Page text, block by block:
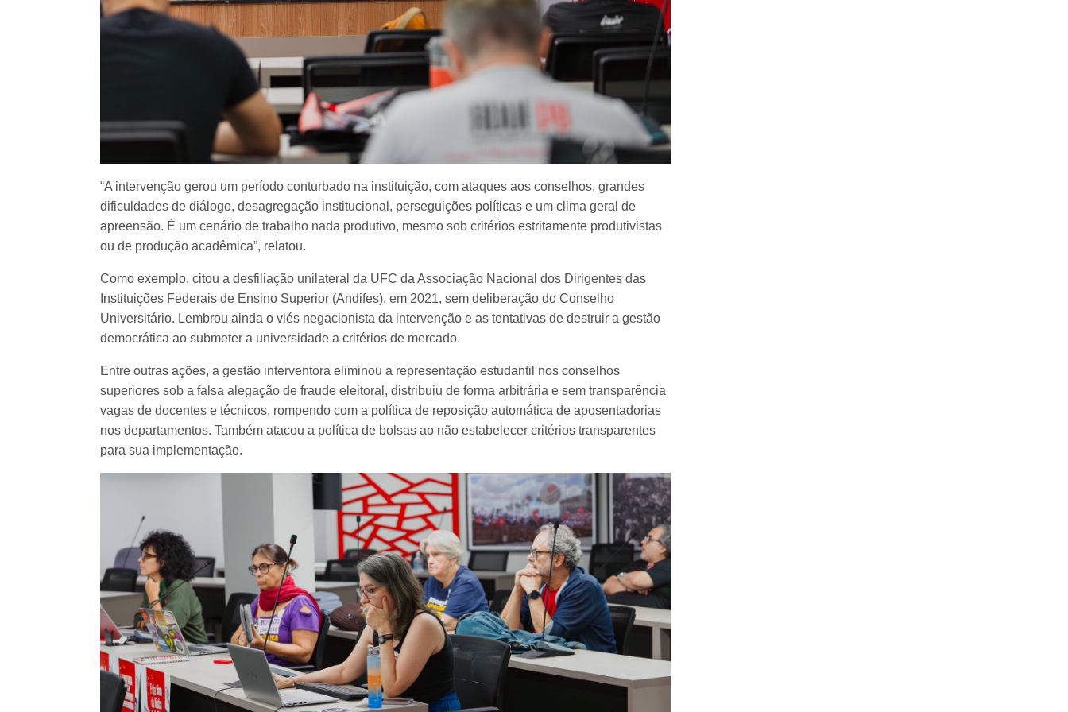
“A intervenção gerou um período conturbado na instituição, com ataques aos conselhos, grandes
dificuldades de diálogo, desagregação institucional, perseguições políticas e um clima geral de
apreensão. É um cenário de trabalho nada produtivo, mesmo sob critérios estritamente produtivistas
ou de produção acadêmica”, relatou.
Como exemplo, citou a desfiliação unilateral da UFC da Associação Nacional dos Dirigentes das
Instituições Federais de Ensino Superior (Andifes), em 2021, sem deliberação do Conselho
Universitário. Lembrou ainda o viés negacionista da intervenção e as tentativas de destruir a gestão
democrática ao submeter a universidade a critérios de mercado.
Entre outras ações, a gestão interventora eliminou a representação estudantil nos conselhos
superiores sob a falsa alegação de fraude eleitoral, distribuiu de forma arbitrária e sem transparência
vagas de docentes e técnicos, rompendo com a política de reposição automática de aposentadorias
nos departamentos. Também atacou a política de bolsas ao não estabelecer critérios transparentes
para sua implementação.